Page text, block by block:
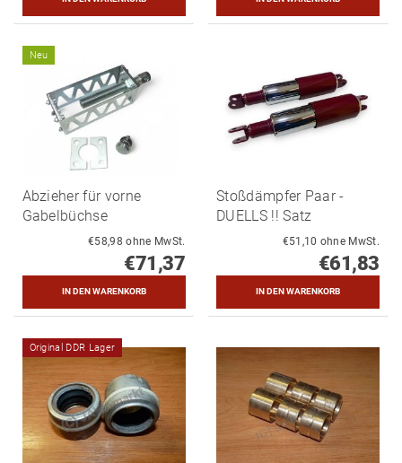
Neu
Abzieher für vorne
Gabelbüchse
€58,98 ohne MwSt.
€71,37
Stoßdämpfer Paar -
DUELLS !! Satz
€51,10 ohne MwSt.
€61,83
Original DDR Lager